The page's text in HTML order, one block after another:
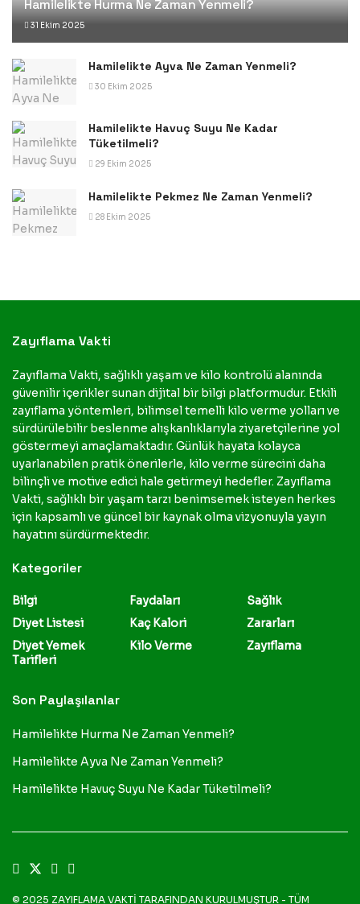
Hamilelikte Hurma Ne Zaman Yenmeli?
31 Ekim 2025
Hamilelikte Ayva Ne Zaman Yenmeli?
30 Ekim 2025
Hamilelikte Havuç Suyu Ne Kadar
Tüketilmeli?
29 Ekim 2025
Hamilelikte Pekmez Ne Zaman Yenmeli?
28 Ekim 2025
Zayıflama Vakti
Zayıflama Vakti, sağlıklı yaşam ve kilo kontrolü alanında
güvenilir içerikler sunan dijital bir bilgi platformudur. Etkili
zayıflama yöntemleri, bilimsel temelli kilo verme yolları ve
sürdürülebilir beslenme alışkanlıklarıyla ziyaretçilerine yol
göstermeyi amaçlamaktadır. Günlük hayata kolayca
uyarlanabilen pratik önerilerle, kilo verme sürecini daha
bilinçli ve motive edici hale getirmeyi hedefler. Zayıflama
Vakti, sağlıklı bir yaşam tarzı benimsemek isteyen herkes
için kapsamlı ve güncel bir kaynak olma vizyonuyla yayın
hayatını sürdürmektedir.
Kategoriler
Bilgi
Diyet Listesi
Diyet Yemek
Tarifleri
Faydaları
Kaç Kalori
Kilo Verme
Sağlık
Zararları
Zayıflama
Son Paylaşılanlar
Hamilelikte Hurma Ne Zaman Yenmeli?
Hamilelikte Ayva Ne Zaman Yenmeli?
Hamilelikte Havuç Suyu Ne Kadar Tüketilmeli?
© 2025 ZAYIFLAMA VAKTİ TARAFINDAN KURULMUŞTUR - TÜM